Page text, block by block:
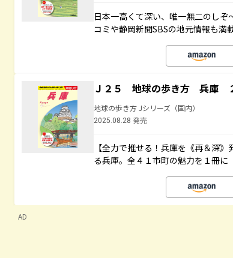
日本一高くて深い、唯一無二のし
コミや静岡新聞SBSの地元情報も満
Ｊ２５ 地球の歩き方 兵庫
地球の歩き方 Jシリーズ（国内）
2025.08.28 発売
【全力で推せる！兵庫を《再＆深
る兵庫。全４１市町の魅力を１冊に
AD